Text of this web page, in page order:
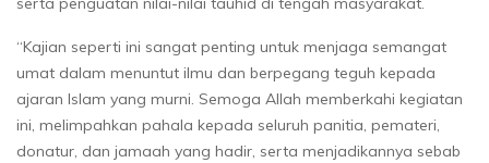
“Kajian seperti ini sangat penting untuk menjaga semangat
umat dalam menuntut ilmu dan berpegang teguh kepada
ajaran Islam yang murni. Semoga Allah memberkahi kegiatan
ini, melimpahkan pahala kepada seluruh panitia, pemateri,
donatur, dan jamaah yang hadir, serta menjadikannya sebab